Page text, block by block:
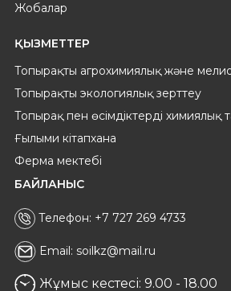
Жобалар
ҚЫЗМЕТТЕР
Топырақты агрохимиялық және
Топырақты экологиялық зерттеу
Топырақ пен өсімдіктерді химиялық
Ғылыми кітапхана
Ферма мектебі
БАЙЛАНЫС
Телефон: +7 727 269 4733
Email: soilkz@mail.ru
Жұмыс кестесі: 9.00 - 18.00